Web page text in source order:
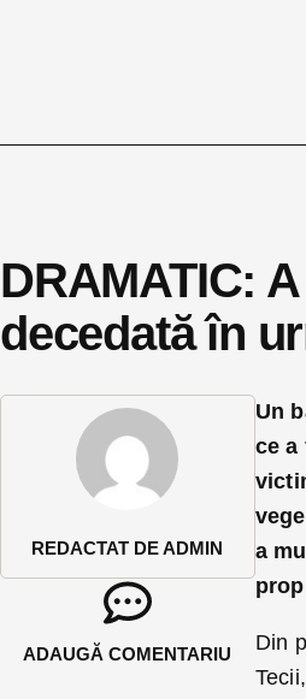
DRAMATIC:
decedată în
REDACTAT DE ADMIN
ADAUGĂ COMENTARIU
Un
ce a
a
Din